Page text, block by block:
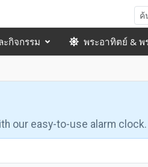
กิจกรรม พระอาทิตย์ & พ
our easy-to-use alarm clock.